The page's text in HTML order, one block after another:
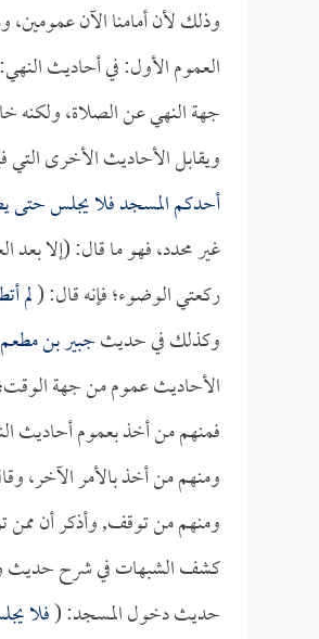
وذلك لأن أمامنا الآن
العموم الأول: في أحاديث
جهة النهي عن الصلاة، ولكنه
ويقابل الأحاديث الأخرى
أحدكم المسجد فلا يجلس حتى
غير محدد، فهو ما قال: (إلا
ركعتي الوضوء؛ فإنه قال: (لم
وكذلك في حديثجبير بن مطعم
الأحاديث عموم من جهة
فمنهم من أخذ بعموم أحاديث
ومنهم من أخذ بالأمر الآخر،
ومنهم من توقف, وأذكر أن
كشف الشبهات في شرح حديث
حديث دخول المسجد: (فلا